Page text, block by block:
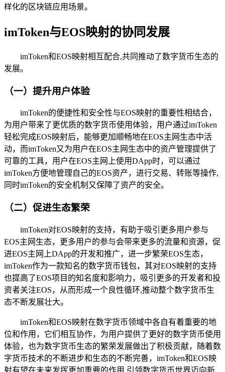
样化的区块链应用场景。
imToken与EOS映射的协同发展
imToken和EOS映射相互配合,共同推动了数字货币生态的
发展。
（一）提升用户体验
imToken的便捷性和安全性与EOS映射的重要性相结合，
为用户带来了更优质的数字货币使用体验，用户通过imToken
轻松完成EOS映射后，能够更加顺畅地在EOS主网生态中活
动，而imToken又为用户在EOS主网生态中的资产管理提供了
可靠的工具，用户在EOS主网上使用DApp时，可以通过
imToken方便地管理自己的EOS资产，进行交易、转账等操作,
同时imToken的安全机制又保障了资产的安全。
（二）促进生态繁荣
imToken对EOS映射的支持，有助于吸引更多用户参与
EOS主网生态，更多用户的参与会带来更多的流量和资源，促
进EOS主网上DApp的开发和推广，进一步繁荣EOS生态，
imToken作为一款知名的数字货币钱包，其对EOS映射的支持
也提高了EOS项目的知名度和影响力，吸引更多的开发者和投
资者关注EOS，从而形成一个良性循环,推动整个数字货币生
态不断发展壮大。
imToken和EOS映射在数字货币领域中各自有着重要的地
位和作用，它们相互协作，为用户提供了更好的数字货币使用
体验，也为数字货币生态的繁荣发展做出了积极贡献，随着数
字货币技术的不断进步和生态的不断完善，imToken和EOS映
射有望在未来发挥更加重要的作用,引领数字货币世界迈向新